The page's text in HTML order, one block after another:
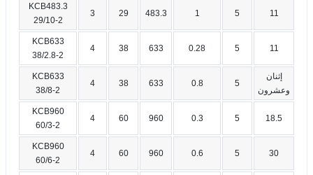
KCB483.3
29/10-2
3 29 483.3 1 5 11
KCB633
38/2.8-2
4 38 633 0.28 5 11
KCB633
38/8-2
4 38 633 0.8 5
إثنان
وعشرون
KCB960
60/3-2
4 60 960 0.3 5 18.5
KCB960
60/6-2
4 60 960 0.6 5 30